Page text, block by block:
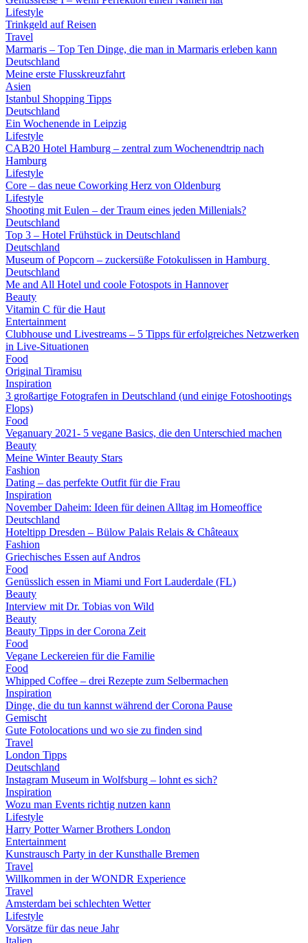
Lifestyle
Trinkgeld auf Reisen
Travel
Marmaris – Top Ten Dinge, die man in Marmaris erleben kann
Deutschland
Meine erste Flusskreuzfahrt
Asien
Istanbul Shopping Tipps
Deutschland
Ein Wochenende in Leipzig
Lifestyle
CAB20 Hotel Hamburg – zentral zum Wochenendtrip nach
Hamburg
Lifestyle
Core – das neue Coworking Herz von Oldenburg
Lifestyle
Shooting mit Eulen – der Traum eines jeden Millenials?
Deutschland
Top 3 – Hotel Frühstück in Deutschland
Deutschland
Museum of Popcorn – zuckersüße Fotokulissen in Hamburg
Deutschland
Me and All Hotel und coole Fotospots in Hannover
Beauty
Vitamin C für die Haut
Entertainment
Clubhouse und Livestreams – 5 Tipps für erfolgreiches Netzwerken
in Live-Situationen
Food
Original Tiramisu
Inspiration
3 großartige Fotografen in Deutschland (und einige Fotoshootings
Flops)
Food
Veganuary 2021- 5 vegane Basics, die den Unterschied machen
Beauty
Meine Winter Beauty Stars
Fashion
Dating – das perfekte Outfit für die Frau
Inspiration
November Daheim: Ideen für deinen Alltag im Homeoffice
Deutschland
Hoteltipp Dresden – Bülow Palais Relais & Châteaux
Fashion
Griechisches Essen auf Andros
Food
Genüsslich essen in Miami und Fort Lauderdale (FL)
Beauty
Interview mit Dr. Tobias von Wild
Beauty
Beauty Tipps in der Corona Zeit
Food
Vegane Leckereien für die Familie
Food
Whipped Coffee – drei Rezepte zum Selbermachen
Inspiration
Dinge, die du tun kannst während der Corona Pause
Gemischt
Gute Fotolocations und wo sie zu finden sind
Travel
London Tipps
Deutschland
Instagram Museum in Wolfsburg – lohnt es sich?
Inspiration
Wozu man Events richtig nutzen kann
Lifestyle
Harry Potter Warner Brothers London
Entertainment
Kunstrausch Party in der Kunsthalle Bremen
Travel
Willkommen in der WONDR Experience
Travel
Amsterdam bei schlechten Wetter
Lifestyle
Vorsätze für das neue Jahr
Italien